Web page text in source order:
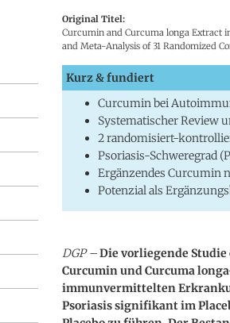
Original Titel:
Curcumin and Curcuma longa Extract
and Meta-Analysis of 31 Randomized
Kurz & fundiert
Curcumin bei
Systematischer Review
2 randomisiert-
Psoriasis-Schweregrad
Ergänzendes Curcumin
Potenzial als
DGP –Die vorliegende
Curcumin und Curcuma
immunvermittelten
Psoriasis signifikant im